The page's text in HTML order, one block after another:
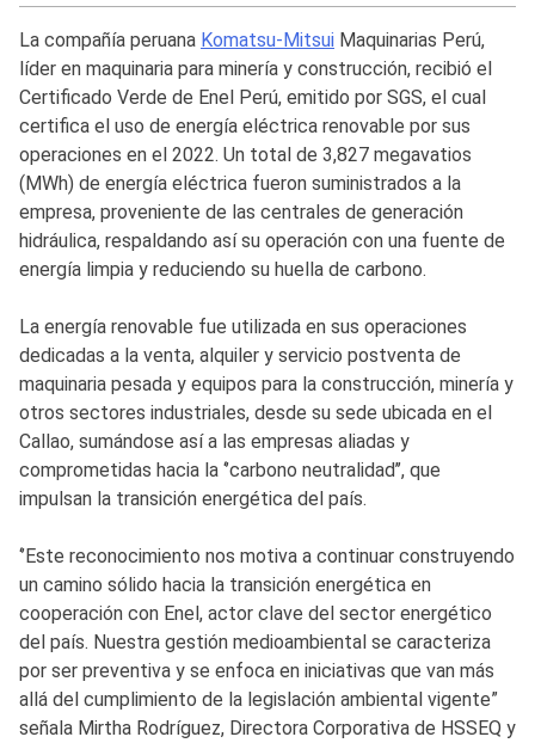
La compañía peruana Komatsu-Mitsui Maquinarias Perú,
líder en maquinaria para minería y construcción, recibió el
Certificado Verde de Enel Perú, emitido por SGS, el cual
certifica el uso de energía eléctrica renovable por sus
operaciones en el 2022. Un total de 3,827 megavatios
(MWh) de energía eléctrica fueron suministrados a la
empresa, proveniente de las centrales de generación
hidráulica, respaldando así su operación con una fuente de
energía limpia y reduciendo su huella de carbono.
La energía renovable fue utilizada en sus operaciones
dedicadas a la venta, alquiler y servicio postventa de
maquinaria pesada y equipos para la construcción, minería y
otros sectores industriales, desde su sede ubicada en el
Callao, sumándose así a las empresas aliadas y
comprometidas hacia la ‘’carbono neutralidad’’, que
impulsan la transición energética del país.
‘’Este reconocimiento nos motiva a continuar construyendo
un camino sólido hacia la transición energética en
cooperación con Enel, actor clave del sector energético
del país. Nuestra gestión medioambiental se caracteriza
por ser preventiva y se enfoca en iniciativas que van más
allá del cumplimiento de la legislación ambiental vigente”
señala Mirtha Rodríguez, Directora Corporativa de HSSEQ y